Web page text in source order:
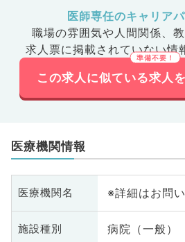
医師専任のキャリア
職場の雰囲気や人間関係、
求人票に掲載されていない情
この求人に似ている求人
医療機関情報
医療機関名 ※詳細はお問
施設種別 病院（一般）